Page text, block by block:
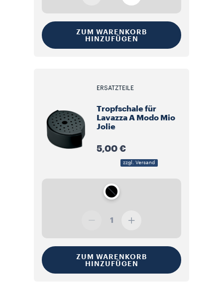
ZUM WARENKORB
HINZUFÜGEN
ERSATZTEILE
Tropfschale für
Lavazza A Modo Mio
Jolie
5,00 €
zzgl. Versand
1
ZUM WARENKORB
HINZUFÜGEN